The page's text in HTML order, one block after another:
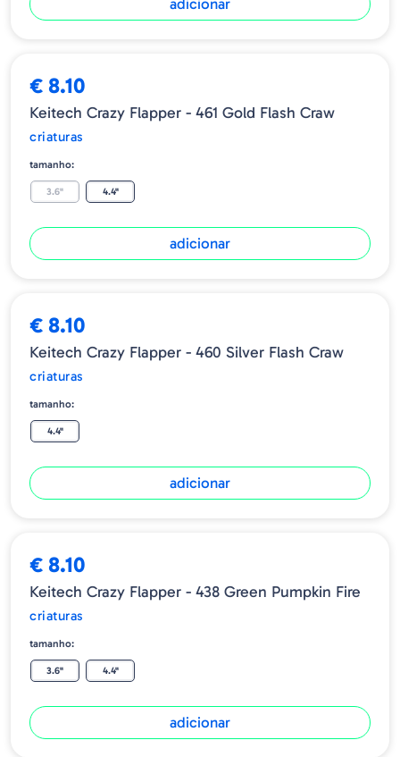
adicionar
€ 8.10
Keitech Crazy Flapper - 461 Gold Flash Craw
criaturas
tamanho:
3.6" 4.4"
adicionar
€ 8.10
Keitech Crazy Flapper - 460 Silver Flash Craw
criaturas
tamanho:
4.4"
adicionar
€ 8.10
Keitech Crazy Flapper - 438 Green Pumpkin Fire
criaturas
tamanho:
3.6" 4.4"
adicionar